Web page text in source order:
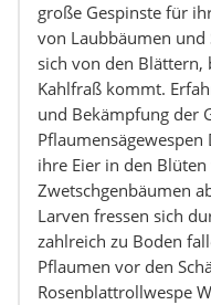
große Gespinste für
von Laubbäumen und
sich von den Blättern,
Kahlfraß kommt.
und Bekämpfung der
ihre Eier in den
Zwetschgenbäumen
Larven fressen sich
zahlreich zu Boden
Pflaumen vor den
Rosenblattrollwespe